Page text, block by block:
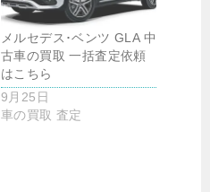
メルセデス･ベンツ GLA 中
古車の買取 一括査定依頼
はこちら
9月25日
車の買取 査定